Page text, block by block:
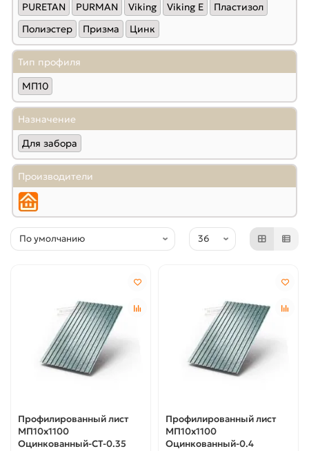
PURETAN
PURMAN Viking Viking E
Пластизол
Полиэстер
Призма Цинк
Тип профиля
МП10
Назначение
Для забора
Производители
Профилированный лист
МП10х1100
Оцинкованный-СТ-0.35
Профилированный лист
МП10х1100
Оцинкованный-0.4